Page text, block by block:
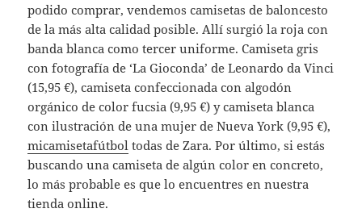
podido comprar, vendemos camisetas de baloncesto
de la más alta calidad posible. Allí surgió la roja con
banda blanca como tercer uniforme. Camiseta gris
con fotografía de ‘La Gioconda’ de Leonardo da Vinci
(15,95 €), camiseta confeccionada con algodón
orgánico de color fucsia (9,95 €) y camiseta blanca
con ilustración de una mujer de Nueva York (9,95 €),
micamisetafútbol todas de Zara. Por último, si estás
buscando una camiseta de algún color en concreto,
lo más probable es que lo encuentres en nuestra
tienda online.